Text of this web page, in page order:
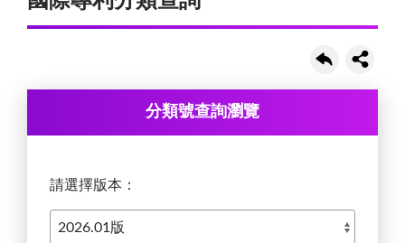
分類號查詢瀏覽
請選擇版本：